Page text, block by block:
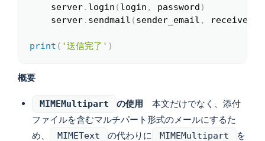
    server
. login ( login , password )
    server
. sendmail ( sender_email ,
print ( '送信完了' )
概要
MIMEMultipart の使用 本文だけでなく、添付
ファイルを含むマルチパート形式のメールにするた
め、
MIMEText の代わりに MIMEMultipart
を